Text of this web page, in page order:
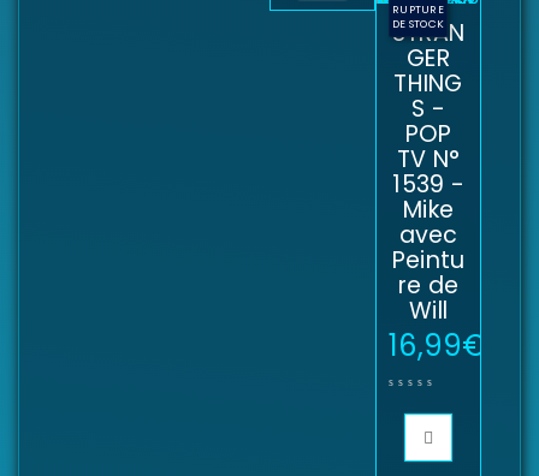
RUPTURE
DE STOCK
STRAN
GER
THING
S -
POP
TV N°
1539 -
Mike
avec
Peintu
re de
Will
16,99€